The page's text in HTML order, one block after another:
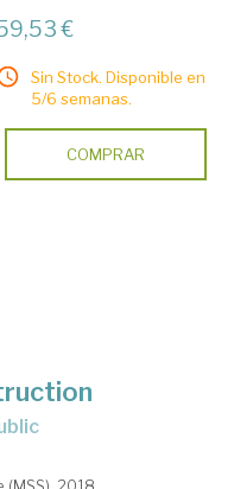
€
Sin Stock. Disponible en
5/6 semanas.
COMPRAR